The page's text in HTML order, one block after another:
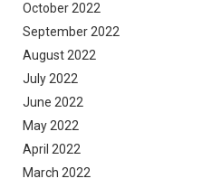
October 2022
September 2022
August 2022
July 2022
June 2022
May 2022
April 2022
March 2022